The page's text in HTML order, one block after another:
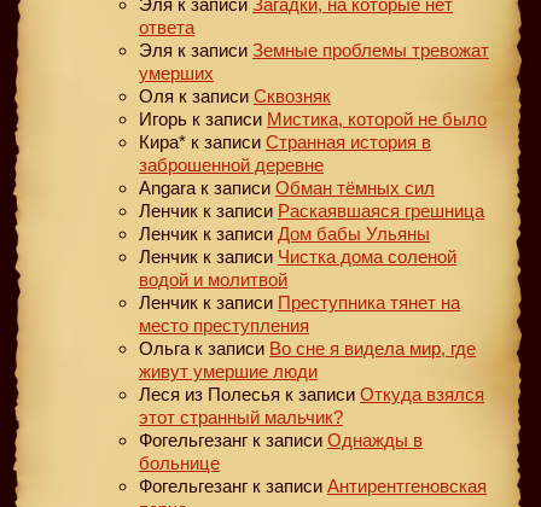
ответа
Эля к записи Земные проблемы тревожат
умерших
Оля к записи Сквозняк
Игорь к записи Мистика, которой не было
Кира* к записи Странная история в
заброшенной деревне
Angara к записи Обман тёмных сил
Ленчик к записи Раскаявшаяся грешница
Ленчик к записи Дом бабы Ульяны
Ленчик к записи Чистка дома соленой
водой и молитвой
Ленчик к записи Преступника тянет на
место преступления
Ольга к записи Во сне я видела мир, где
живут умершие люди
Леся из Полесья к записи Откуда взялся
этот странный мальчик?
Фогельгезанг к записи Однажды в
больнице
Фогельгезанг к записи Антирентгеновская